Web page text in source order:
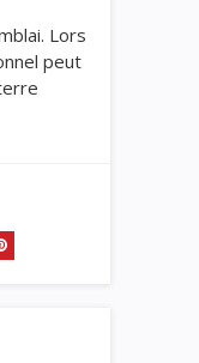
Lors
peut